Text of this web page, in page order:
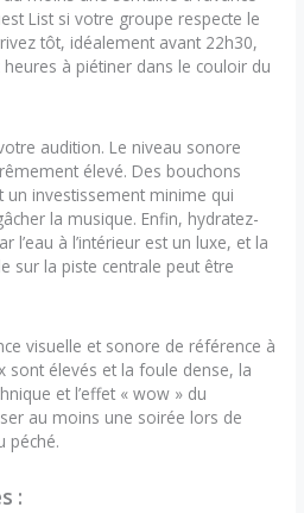
List si votre groupe respecte le
tôt, idéalement avant 22h30,
à piétiner dans le couloir du
audition. Le niveau sonore
élevé. Des bouchons
un investissement minime qui
la musique. Enfin, hydratez-
l’eau à l’intérieur est un luxe, et la
sur la piste centrale peut être
visuelle et sonore de référence à
sont élevés et la foule dense, la
et l’effet « wow » du
au moins une soirée lors de
péché.
: